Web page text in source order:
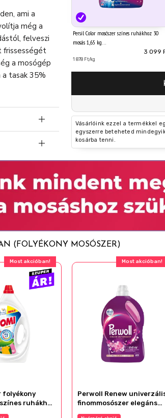
Persil Color mosószer színes ruhákhoz 30
mosás 1,65 kg
3 099
1 878 Ft/kg
Vásárlóink ezzel a termékkel
egyszerre beteheted
kosárba tenni.
ami a
még a
felveszi
frissességét
a mosógép
tasak 35%
esetén
Szemvédő
vízzel.
(FOLYÉKONY MOSÓSZER)
Most akcióban!
folyékony
ruhákhoz
l
Most akcióban!
Perwoll Renew
finommosószer elegáns
illattal 60 mosás 3 l